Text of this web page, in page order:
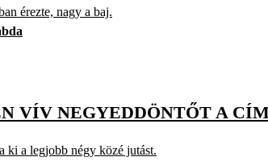
érezte, nagy a baj.
VÍV NEGYEDDÖNTŐT A
ki a legjobb négy közé jutást.